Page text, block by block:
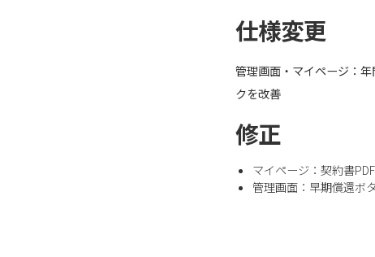
仕様変更
管理画面・マイページ：
クを改善
修正
マイページ：契約書
管理画面：早期償還ボ